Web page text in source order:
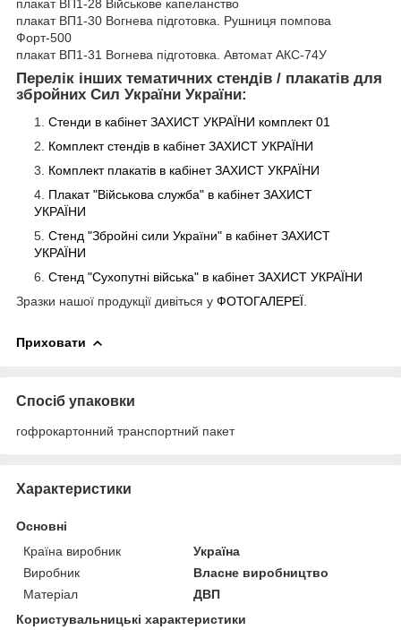
плакат ВП1-28 Військове капеланство
плакат ВП1-30 Вогнева підготовка. Рушниця помпова
Форт-500
плакат ВП1-31 Вогнева підготовка. Автомат АКC-74У
Перелік інших тематичних стендів / плакатів для
збройних Сил України України:
Стенди в кабінет ЗАХИСТ УКРАЇНИ комплект 01
Комплект стендів в кабінет ЗАХИСТ УКРАЇНИ
Комплект плакатів в кабінет ЗАХИСТ УКРАЇНИ
Плакат "Військова служба" в кабінет ЗАХИСТ
УКРАЇНИ
Стенд "Збройні сили України" в кабінет ЗАХИСТ
УКРАЇНИ
Стенд "Сухопутні війська" в кабінет ЗАХИСТ УКРАЇНИ
Зразки нашої продукції дивіться у ФОТОГАЛЕРЕЇ
Приховати
Спосіб упаковки
гофрокартонний транспортний пакет
Характеристики
Основні
Країна виробник
Україна
Виробник
Власне виробництво
Матеріал
ДВП
Користувальницькі характеристики